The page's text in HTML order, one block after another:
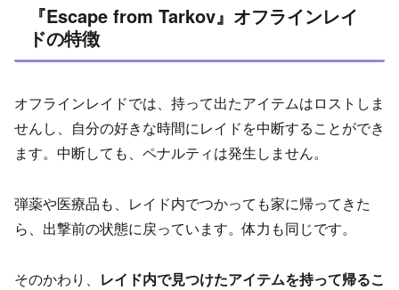
『Escape from Tarkov』オフラインレイ
ドの特徴
オフラインレイドでは、持って出たアイテムはロストしま
せんし、自分の好きな時間にレイドを中断することができ
ます。中断しても、ペナルティは発生しません。
弾薬や医療品も、レイド内でつかっても家に帰ってきた
ら、出撃前の状態に戻っています。体力も同じです。
そのかわり、 レイド内で見つけたアイテムを持って帰るこ